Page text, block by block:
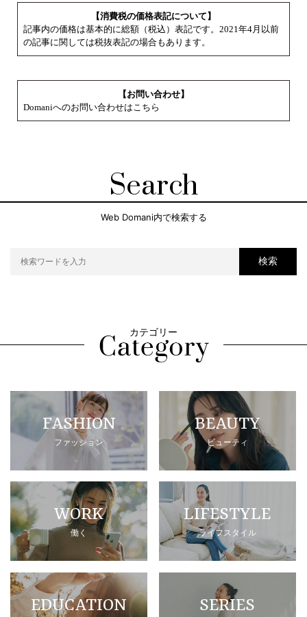
【消費税の価格表記について】
記事内の価格は基本的に総額（税込）表記です。2021年4月以前
の記事に関しては税抜表記の場合もあります。
【お問い合わせ】
Domaniへのお問い合わせはこちら
Search
Web Domani内で検索する
検索
カテゴリー
FASHION
ファッション
BEAUTY
ビューティ
WORK
働く
LIFESTYLE
ライフスタイル
EDUCATION SERIES